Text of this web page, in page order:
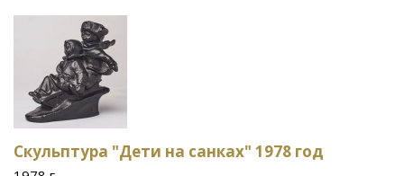
Скульптура "Дети на санках" 1978 год